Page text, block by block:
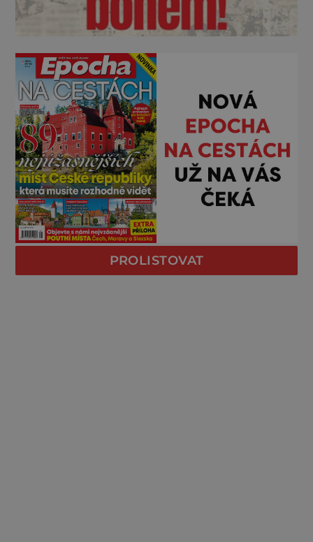
PROLISTOVAT